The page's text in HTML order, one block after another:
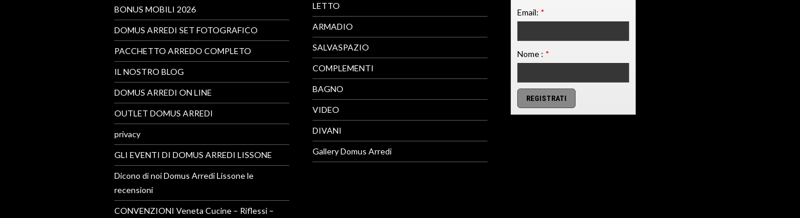
BONUS MOBILI 2026
DOMUS ARREDI SET FOTOGRAFICO
PACCHETTO ARREDO COMPLETO
IL NOSTRO BLOG
DOMUS ARREDI ON LINE
OUTLET DOMUS ARREDI
privacy
GLI EVENTI DI DOMUS ARREDI LISSONE
Dicono di noi Domus Arredi Lissone le
recensioni
CONVENZIONI Veneta Cucine – Riflessi –
LETTO
ARMADIO
SALVASPAZIO
COMPLEMENTI
BAGNO
VIDEO
DIVANI
Gallery Domus Arredi
Email: *
Nome : *